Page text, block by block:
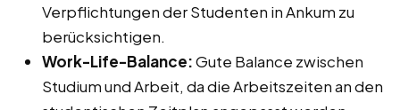
Verpflichtungen der Studenten in Ankum zu
berücksichtigen.
Work-Life-Balance:Gute Balance zwischen
Studium und Arbeit, da die Arbeitszeiten an den